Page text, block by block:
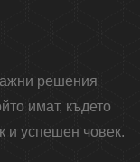
решения
имат, където
и успешен човек.